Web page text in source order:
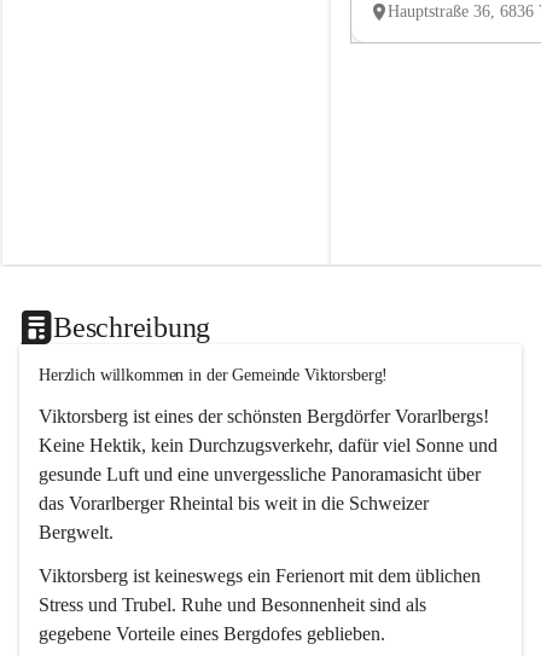
Beschreibung
Herzlich willkommen in der Gemeinde Viktorsberg!
Viktorsberg ist eines der schönsten Bergdörfer Vorarlbergs!
Keine Hektik, kein Durchzugsverkehr, dafür viel Sonne und
gesunde Luft und eine unvergessliche Panoramasicht über
das Vorarlberger Rheintal bis weit in die Schweizer
Bergwelt.
Viktorsberg ist keineswegs ein Ferienort mit dem üblichen
Stress und Trubel. Ruhe und Besonnenheit sind als
gegebene Vorteile eines Bergdofes geblieben.